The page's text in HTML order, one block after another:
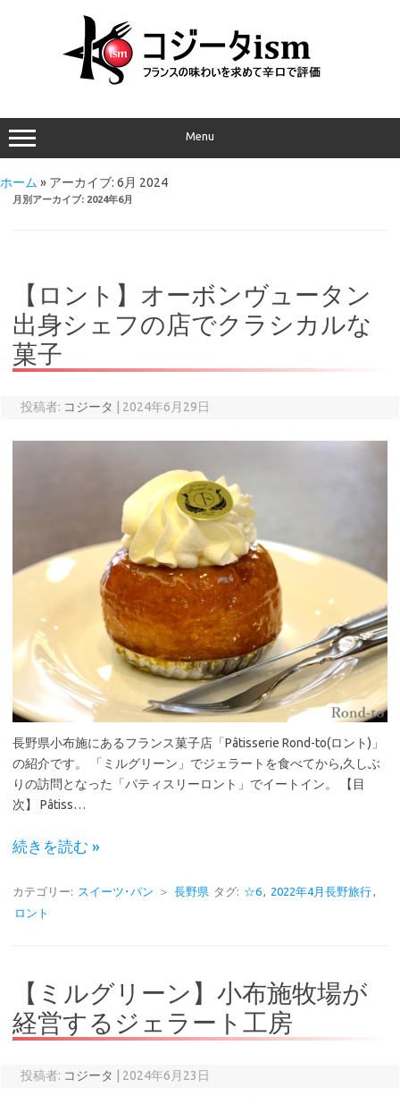
Menu
ホーム » アーカイブ: 6月 2024
月別アーカイブ: 2024年6月
【ロント】オーボンヴュータン
出身シェフの店でクラシカルな
菓子
投稿者: コジータ 2024年6月29日
長野県小布施にあるフランス菓子店「Pâtisserie Rond-to(ロント)」
の紹介です。 「ミルグリーン」でジェラートを食べてから,久しぶ
りの訪問となった「パティスリーロント」でイートイン。 【目
次】 Pâtiss…
続きを読む »
カテゴリー: スイーツ･パン ＞ 長野県 タグ: ☆6, 2022年4月長野旅行,
ロント
【ミルグリーン】小布施牧場が
経営するジェラート工房
投稿者: コジータ 2024年6月23日